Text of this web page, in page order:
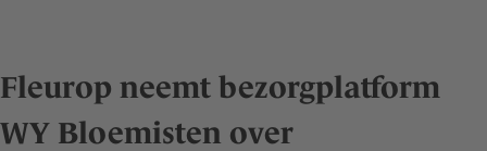
Fleurop neemt bezorgplatform
WY Bloemisten over